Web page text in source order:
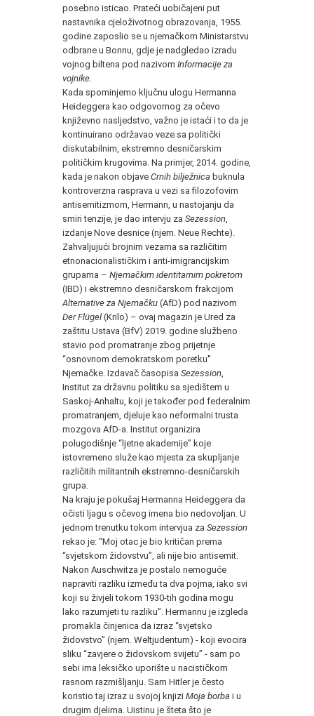
posebno isticao. Prateći uobičajeni put
nastavnika cjeloživotnog obrazovanja, 1955.
godine zaposlio se u njemačkom Ministarstvu
odbrane u Bonnu, gdje je nadgledao izradu
vojnog biltena pod nazivom Informacije za
vojnike
Kada spominjemo ključnu ulogu Hermanna
Heideggera kao odgovornog za očevo
književno nasljedstvo, važno je istaći i to da je
kontinuirano održavao veze sa politički
diskutabilnim, ekstremno desničarskim
političkim krugovima. Na primjer, 2014. godine,
kada je nakon objave Crnih bilježnica buknula
kontroverzna rasprava u vezi sa filozofovim
antisemitizmom, Hermann, u nastojanju da
smiri tenzije, je dao intervju za Sezession
izdanje Nove desnice (njem. Neue Rechte).
Zahvaljujući brojnim vezama sa različitim
etnonacionalističkim i anti-imigrancijskim
grupama – Njemačkim identitarnim pokretom
(IBD) i ekstremno desničarskom frakcijom
Alternative za Njemačku (AfD) pod nazivom
Der Flügel (Krilo) – ovaj magazin je Ured za
zaštitu Ustava (BfV) 2019. godine službeno
stavio pod promatranje zbog prijetnje
“osnovnom demokratskom poretku''
Njemačke. Izdavač časopisa Sezession
Institut za državnu politiku sa sjedištem u
Saskoj-Anhaltu, koji je također pod federalnim
promatranjem, djeluje kao neformalni trusta
mozgova AfD-a. Institut organizira
polugodišnje “ljetne akademije” koje
istovremeno služe kao mjesta za skupljanje
različitih militantnih ekstremno-desničarskih
grupa.
Na kraju je pokušaj Hermanna Heideggera da
očisti ljagu s očevog imena bio nedovoljan. U
jednom trenutku tokom intervjua za Sezession
rekao je: “Moj otac je bio kritičan prema
“svjetskom židovstvu”, ali nije bio antisemit.
Nakon Auschwitza je postalo nemoguće
napraviti razliku između ta dva pojma, iako svi
koji su živjeli tokom 1930-tih godina mogu
lako razumjeti tu razliku”. Hermannu je izgleda
promakla činjenica da izraz “svjetsko
židovstvo” (njem. Weltjudentum) - koji evocira
sliku “zavjere o židovskom svijetu” - sam po
sebi ima leksičko uporište u nacističkom
rasnom razmišljanju. Sam Hitler je često
koristio taj izraz u svojoj knjizi Moja borba i u
drugim djelima. Uistinu je šteta što je